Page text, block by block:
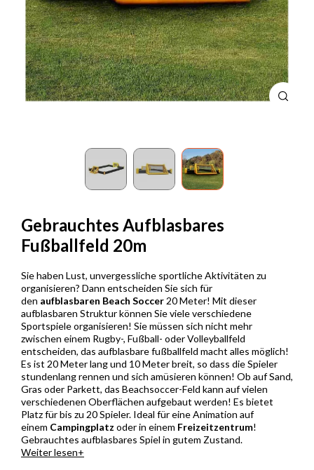
Gebrauchtes Aufblasbares
Fußballfeld 20m
Sie haben Lust, unvergessliche sportliche Aktivitäten zu
organisieren? Dann entscheiden Sie sich für
den aufblasbaren Beach Soccer20 Meter! Mit dieser
aufblasbaren Struktur können Sie viele verschiedene
Sportspiele organisieren! Sie müssen sich nicht mehr
zwischen einem Rugby-, Fußball- oder Volleyballfeld
entscheiden, das aufblasbare fußballfeld macht alles möglich!
Es ist 20 Meter lang und 10 Meter breit, so dass die Spieler
stundenlang rennen und sich amüsieren können! Ob auf Sand,
Gras oder Parkett, das Beachsoccer-Feld kann auf vielen
verschiedenen Oberflächen aufgebaut werden! Es bietet
Platz für bis zu 20 Spieler. Ideal für eine Animation auf
einem Campingplatz oder in einem Freizeitzentrum!
Gebrauchtes aufblasbares Spiel in gutem Zustand.
Weiter lesen